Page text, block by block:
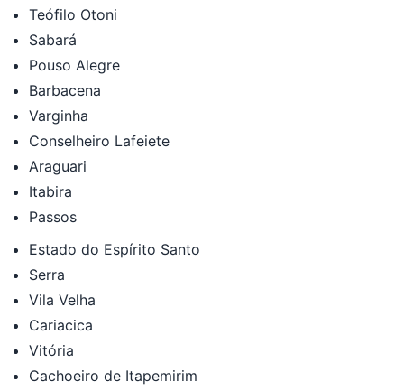
Teófilo Otoni
Sabará
Pouso Alegre
Barbacena
Varginha
Conselheiro Lafeiete
Araguari
Itabira
Passos
Estado do Espírito Santo
Serra
Vila Velha
Cariacica
Vitória
Cachoeiro de Itapemirim